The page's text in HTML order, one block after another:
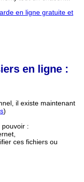
en ligne gratuite et
en ligne :
il existe maintenant
)
:
ces fichiers ou